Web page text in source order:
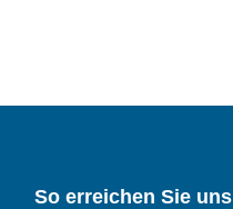
So erreichen Sie uns